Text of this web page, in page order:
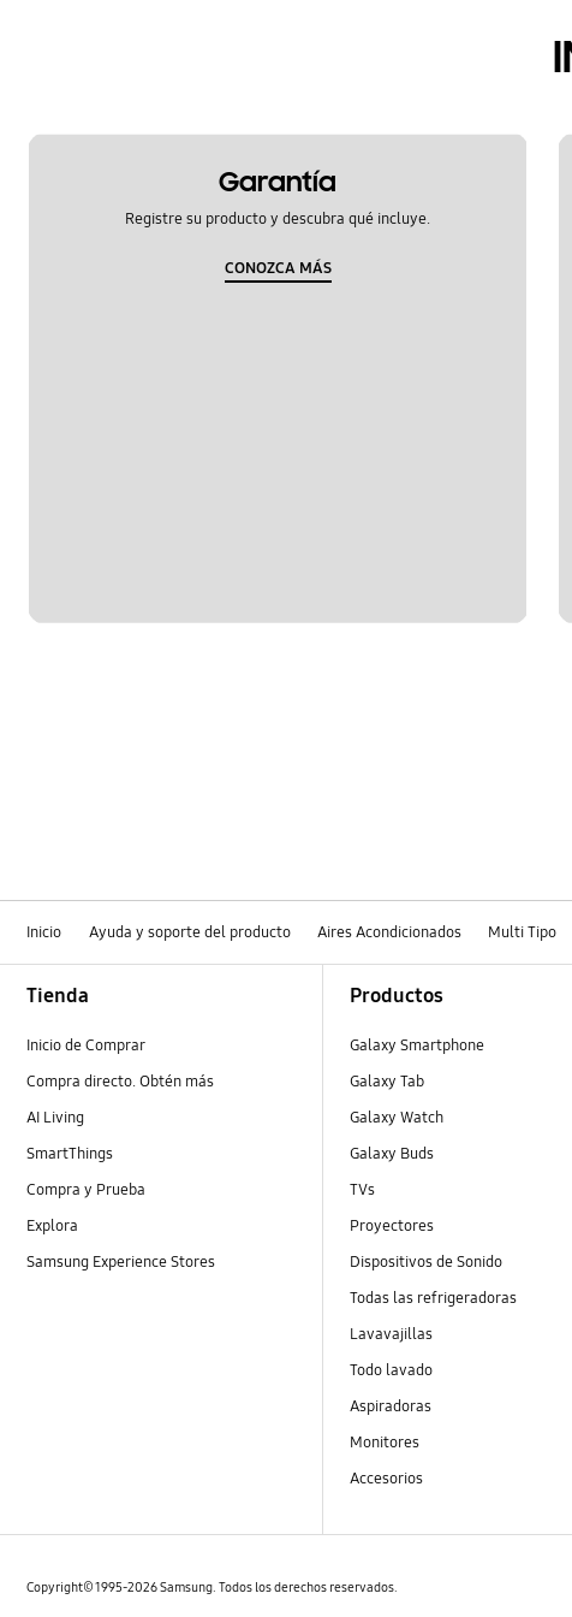
Garantía
Registre su producto y descubra qué incluye.
CONOZCA MÁS
Inicio Ayuda y soporte del producto Aires Acondicionados Multi Tipo
Tienda
Inicio de Comprar
Compra directo. Obtén más
AI Living
SmartThings
Compra y Prueba
Explora
Samsung Experience Stores
Productos
Galaxy Smartphone
Galaxy Tab
Galaxy Watch
Galaxy Buds
TVs
Proyectores
Dispositivos de Sonido
Todas las refrigeradoras
Lavavajillas
Todo lavado
Aspiradoras
Monitores
Accesorios
Copyright© 1995-2026 Samsung. Todos los derechos reservados.